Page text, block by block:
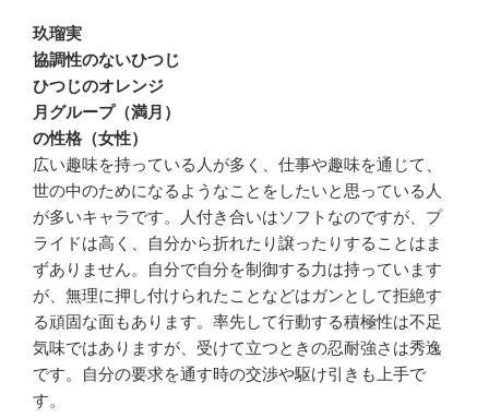
玖瑠実
協調性のないひつじ
ひつじのオレンジ
月グループ（満月）
の性格（女性）
広い趣味を持っている人が多く、仕事や趣味を通じて、
世の中のためになるようなことをしたいと思っている人
が多いキャラです。人付き合いはソフトなのですが、プ
ライドは高く、自分から折れたり譲ったりすることはま
ずありません。自分で自分を制御する力は持っています
が、無理に押し付けられたことなどはガンとして拒絶す
る頑固な面もあります。率先して行動する積極性は不足
気味ではありますが、受けて立つときの忍耐強さは秀逸
です。自分の要求を通す時の交渉や駆け引きも上手で
す。